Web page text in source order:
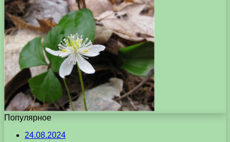
Популярное
24.08.2024